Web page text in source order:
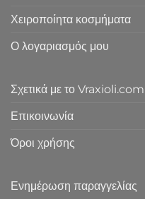
Χειροποίητα κοσμήματα
Ο λογαριασμός μου
Σχετικά με το Vraxioli.com
Επικοινωνία
Όροι χρήσης
Ενημέρωση παραγγελίας